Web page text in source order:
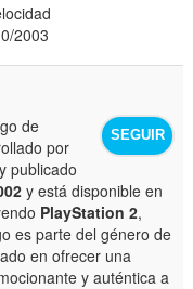
2003
SEGUIR
de
por
publicado
y está disponible en
PlayStation 2,
es parte del género de
en ofrecer una
y auténtica a